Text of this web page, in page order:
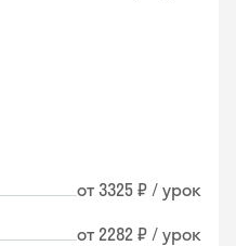
от 3325 ₽ / урок
от 2282 ₽ / урок